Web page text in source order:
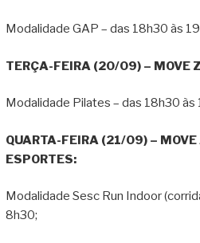
Modalidade GAP – das 18h30 às
TERÇA-FEIRA (20/09) – MOVE
Modalidade Pilates – das 18h30 às
QUARTA-FEIRA (21/09) –
ESPORTES:
Modalidade Sesc Run Indoor
8h30;